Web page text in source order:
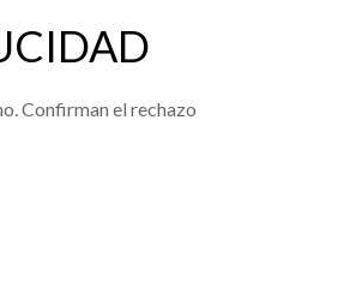
Confirman el rechazo